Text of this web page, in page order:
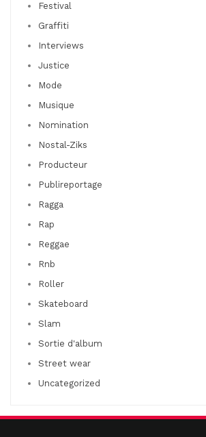
Festival
Graffiti
Interviews
Justice
Mode
Musique
Nomination
Nostal-Ziks
Producteur
Publireportage
Ragga
Rap
Reggae
Rnb
Roller
Skateboard
Slam
Sortie d'album
Street wear
Uncategorized